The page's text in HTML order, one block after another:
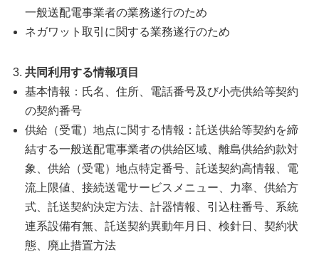
一般送配電事業者の業務遂行のため
ネガワット取引に関する業務遂行のため
共同利用する情報項目
基本情報：氏名、住所、電話番号及び小売供給等契約
の契約番号
供給（受電）地点に関する情報：託送供給等契約を締
結する一般送配電事業者の供給区域、離島供給約款対
象、供給（受電）地点特定番号、託送契約高情報、電
流上限値、接続送電サービスメニュー、力率、供給方
式、託送契約決定方法、計器情報、引込柱番号、系統
連系設備有無、託送契約異動年月日、検針日、契約状
態、廃止措置方法